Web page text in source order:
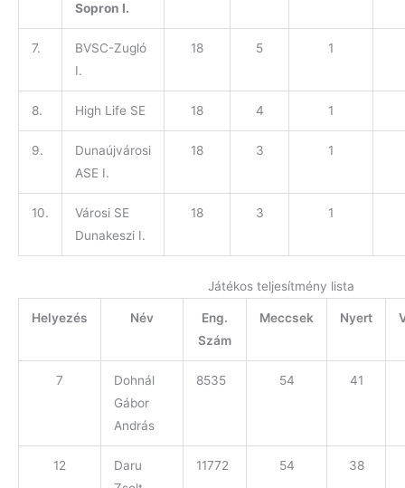
Sopron I.
7.
BVSC-Zugló
I.
18 5 1
8. High Life SE 18 4 1
9.
Dunaújvárosi
ASE I.
18 3 1
10.
Városi SE
Dunakeszi I.
18 3 1
Játékos teljesítmény lista
Helyezés Név
Eng.
Szám
Meccsek Nyert
7
Dohnál
Gábor
András
8535 54 41
12
Daru
11772 54 38